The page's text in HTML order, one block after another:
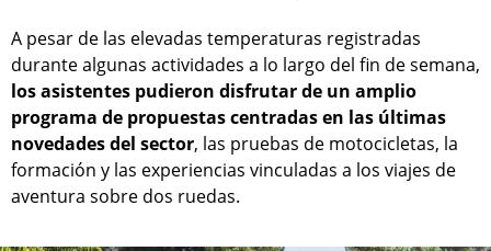
A pesar de las elevadas temperaturas registradas
durante algunas actividades a lo largo del fin de semana,
los asistentes pudieron disfrutar de un amplio
programa de propuestas centradas en las últimas
novedades del sector, las pruebas de motocicletas, la
formación y las experiencias vinculadas a los viajes de
aventura sobre dos ruedas.